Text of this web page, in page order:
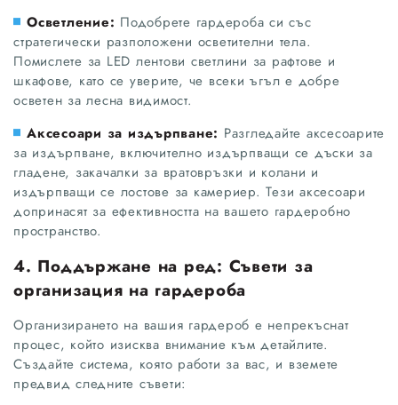
Осветление: Подобрете гардероба си със
стратегически разположени осветителни тела.
Помислете за LED лентови светлини за рафтове и
шкафове, като се уверите, че всеки ъгъл е добре
осветен за лесна видимост.
Аксесоари за издърпване: Разгледайте аксесоарите
за издърпване, включително издърпващи се дъски за
гладене, закачалки за вратовръзки и колани и
издърпващи се лостове за камериер. Тези аксесоари
допринасят за ефективността на вашето гардеробно
пространство.
4. Поддържане на ред: Съвети за
организация на гардероба
Организирането на вашия гардероб е непрекъснат
процес, който изисква внимание към детайлите.
Създайте система, която работи за вас, и вземете
предвид следните съвети: